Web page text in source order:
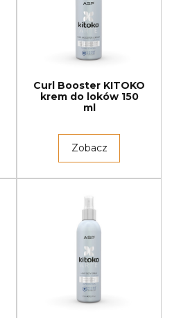
Curl Booster KITOKO
krem do loków 150
ml
Zobacz